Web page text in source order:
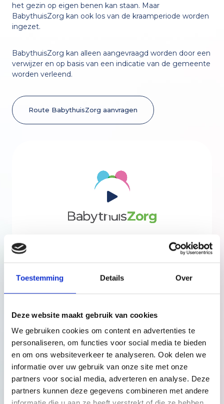
Toestemming Details Over
Deze website maakt gebruik van cookies
We gebruiken cookies om content en advertenties te
personaliseren, om functies voor social media te bieden
en om ons websiteverkeer te analyseren. Ook delen we
informatie over uw gebruik van onze site met onze
partners voor social media, adverteren en analyse. Deze
partners kunnen deze gegevens combineren met andere
Voorbeelden
De eerste 1000 dagen
het gezin op eigen benen kan staan. Maar
BabythuisZorg kan ook los van de kraamperiode worden
ingezet.
BabythuisZorg kan alleen aangevraagd worden door een
verwijzer en op basis van een indicatie van de gemeente
worden verleend.
Route BabythuisZorg aanvragen
In vogelvlucht
BabythuisZorg biedt praktische hulp en heeft een
eerste 1000 dagen zeer belangrijk zijn in de ontwikkeling
van een kind. In deze periode is het extra belangrijk dat
een kind zich geborgen en veilig voelt. Door onze
aanwezigheid in het gezin ondersteunen we de
hechting tussen kind en ouder. Bij een goede hechting
kunnen zwaardere hulpverleningstrajecten op latere
leeftijd kunnen worden voorkomen.